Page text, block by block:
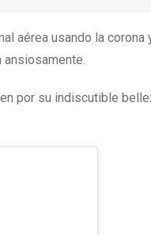
aérea usando la corona
ansiosamente.
por su indiscutible